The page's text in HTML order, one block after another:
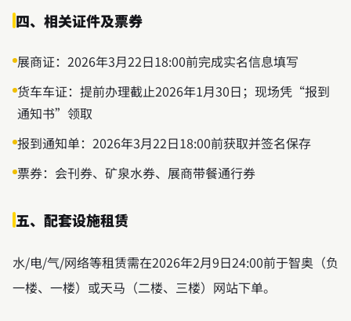
四、相关证件及票券
展商证：2026年3月22日18:00前完成实名信息填写
货车车证：提前办理截止2026年1月30日；现场凭“报到
通知书”领取
报到通知单：2026年3月22日18:00前获取并签名保存
票券：会刊券、矿泉水券、展商带餐通行券
五、配套设施租赁
水/电/气/网络等租赁需在2026年2月9日24:00前于智奥（负
一楼、一楼）或天马（二楼、三楼）网站下单。